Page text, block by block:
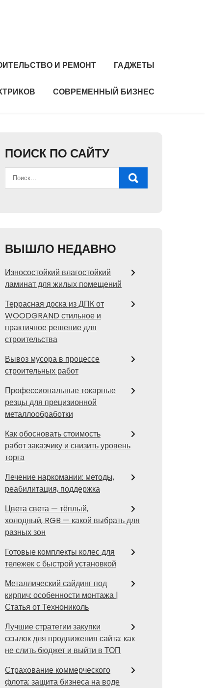
И РЕМОНТ ГАДЖЕТЫ
СОВРЕМЕННЫЙ БИЗНЕС
ПОИСК ПО САЙТУ
ВЫШЛО НЕДАВНО
Износостойкий влагостойкий
ламинат для жилых помещений
Террасная доска из ДПК от
WOODGRAND стильное и
практичное решение для
строительства
Вывоз мусора в процессе
строительных работ
Профессиональные токарные
резцы для прецизионной
металлообработки
Как обосновать стоимость
работ заказчику и снизить уровень
торга
Лечение наркомании: методы,
реабилитация, поддержка
Цвета света — тёплый,
холодный, RGB — какой выбрать для
разных зон
Готовые комплекты колес для
тележек с быстрой установкой
Металлический сайдинг под
кирпич: особенности монтажа |
Статья от Технониколь
Лучшие стратегии закупки
ссылок для продвижения сайта: как
не слить бюджет и выйти в ТОП
Страхование коммерческого
флота: защита бизнеса на воде